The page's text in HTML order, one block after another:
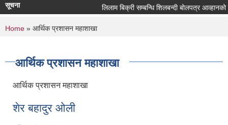
सूचना लिलाम बिक्री सम्बन्धि शिलबन्दी
You are here
Home » आर्थिक प्रशासन महाशाखा
आर्थिक प्रशासन महाशाखा
आर्थिक प्रशासन महाशाखा
शेर बहादुर ओली